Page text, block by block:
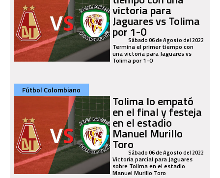
victoria para
Jaguares vs Tolima
por 1-0
Sábado 06 de Agosto del 2022
Termina el primer tiempo con
una victoria para Jaguares vs
Tolima por 1-0
Fútbol Colombiano
Tolima lo empató
en el final y festeja
en el estadio
Manuel Murillo
ToroSábado 06 de Agosto del 2022
Victoria parcial para Jaguares
sobre Tolima en el estadio
Manuel Murillo Toro